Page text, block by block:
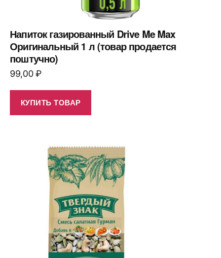
Напиток газированный Drive Me Max
Оригинальный 1 л (товар продается
поштучно)
99,00₽
КУПИТЬ ТОВАР